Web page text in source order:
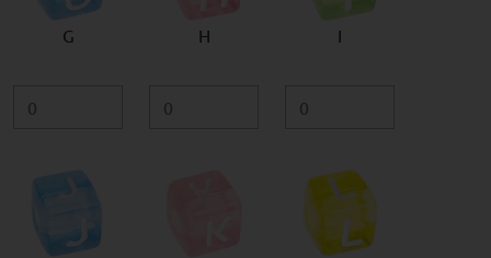
G H I